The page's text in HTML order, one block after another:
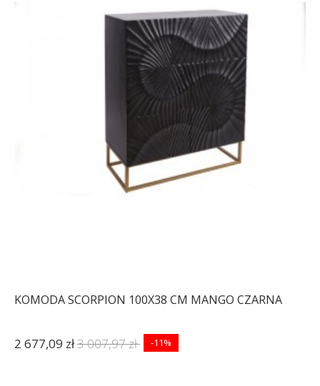
KOMODA SCORPION 100X38 CM MANGO CZARNA
2 677,09 zł3 007,97 zł -11%